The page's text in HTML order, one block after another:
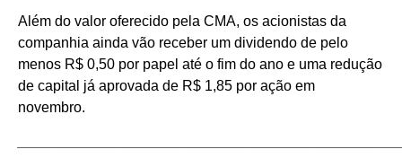
Além do valor oferecido pela CMA, os acionistas da
companhia ainda vão receber um dividendo de pelo
menos R$ 0,50 por papel até o fim do ano e uma redução
de capital já aprovada de R$ 1,85 por ação em
novembro.